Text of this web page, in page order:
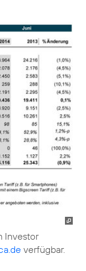
Investor
verfügbar.